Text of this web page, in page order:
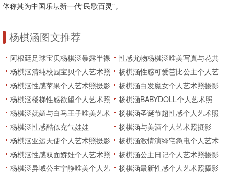
体称其为中国乐坛新一代“民歌百灵”。
杨棋涵图文推荐
阿根廷足球宝贝杨棋涵暴露半裸
出镜写真
性感尤物杨棋涵唯美写真与花共
浴的瞬间
杨棋涵清纯校园宝贝个人艺术照
摄影
杨棋涵性感可爱芭比公主个人艺
术照摄影
杨棋涵性感苹果个人艺术照摄影
写真
杨棋涵白发魔女个人艺术照摄影
杨棋涵楼梯性感欲望个人艺术照
摄影
杨棋涵BABYDOLL个人艺术照
摄影
杨棋涵妩媚与白马王子唯美艺术
照摄影
杨棋涵圣诞节超性感个人艺术照
摄影
杨棋涵性感酷似充气娃娃
杨棋涵与美酒个人艺术照摄影
杨棋涵亚运天使个人艺术照摄影
杨棋涵激情演绎宅急电个人艺术
照摄影
杨棋涵性感双面娇娃个人艺术照
摄影
杨棋涵公主日记个人艺术照摄影
杨棋涵异域公主宁静唯美个人艺
杨棋涵最新性感个人艺术照摄影